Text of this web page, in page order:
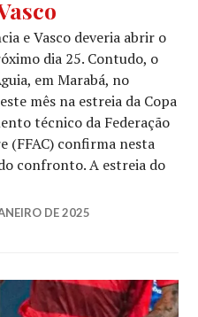
e Vasco deveria abrir o
dia 25. Contudo, o
em Marabá, no
mês na estreia da Copa
técnico da Federação
(FFAC) confirma nesta
confronto. A estreia do
DE 2025